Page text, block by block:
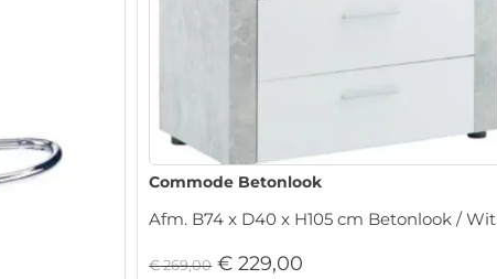
Commode Betonlook
Afm. B74 x D40 x H105 cm Betonlook / Wit
€269,00 € 229,00